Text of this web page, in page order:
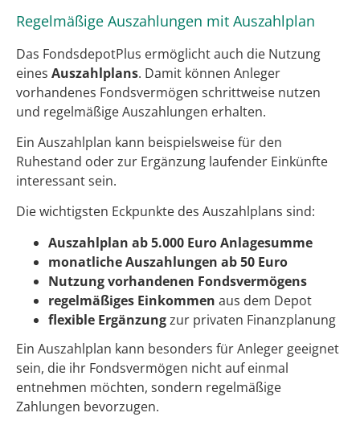
Regelmäßige Auszahlungen mit Auszahlplan
Das FondsdepotPlus ermöglicht auch die Nutzung
eines Auszahlplans. Damit können Anleger
vorhandenes Fondsvermögen schrittweise nutzen
und regelmäßige Auszahlungen erhalten.
Ein Auszahlplan kann beispielsweise für den
Ruhestand oder zur Ergänzung laufender Einkünfte
interessant sein.
Die wichtigsten Eckpunkte des Auszahlplans sind:
Auszahlplan ab 5.000 Euro Anlagesumme
monatliche Auszahlungen ab 50 Euro
Nutzung vorhandenen Fondsvermögens
regelmäßiges Einkommen aus dem Depot
flexible Ergänzungzur privaten Finanzplanung
Ein Auszahlplan kann besonders für Anleger geeignet
sein, die ihr Fondsvermögen nicht auf einmal
entnehmen möchten, sondern regelmäßige
Zahlungen bevorzugen.